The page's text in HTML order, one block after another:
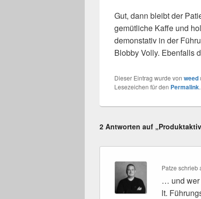
Gut, dann bleibt der
gemütliche Kaffe und
demonstativ in der
Blobby Volly. Ebenfalls
Dieser Eintrag wurde von weed
Lesezeichen für den Permalink.
2 Antworten auf
Patze schrieb
… und wer
lt.